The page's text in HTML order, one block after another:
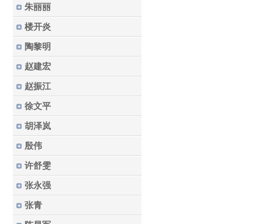
朱丽丽
楼开炎
陶黎明
赵建宏
赵振江
徐文平
胡泽岚
殷伟
许舒雯
张永强
张青